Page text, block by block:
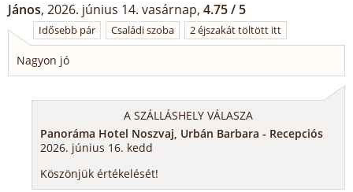
János, 2026. június 14. vasárnap, 4.75 / 5
Idősebb pár Családi szoba 2 éjszakát töltött itt
Nagyon jó
A SZÁLLÁSHELY VÁLASZA
Panoráma Hotel Noszvaj, Urbán Barbara - Recepciós
2026. június 16. kedd
Köszönjük értékelését!